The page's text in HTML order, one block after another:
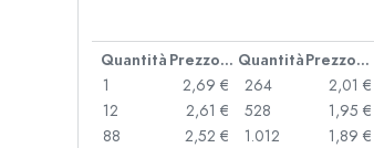
Quantità Prezzo cad. Quantità
Prezzo cad.
1
2,69 €
12
2,61 €
88
2,52 €
264
2,01 €
528
1,95 €
1.012
1,89 €